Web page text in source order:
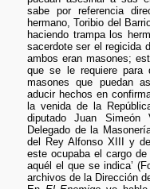
sabe por referencia
hermano, Toribio del
haciendo trampa los
sacerdote ser el regicida
ambos eran masones;
que se le requiere para
masones que puedan
aducir hechos en
la venida de la
diputado Juan
Delegado de la
del Rey Alfonso XIII y
este ocupaba el cargo
aquél el que se indica’
archivos de la Dirección